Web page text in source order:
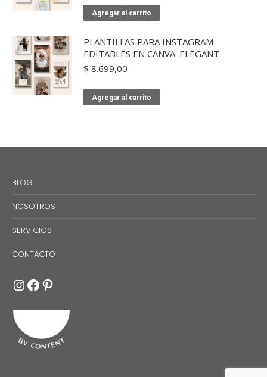
Agregar al carrito
PLANTILLAS PARA INSTAGRAM
EDITABLES EN CANVA. ELEGANT
$ 8.699,00
Agregar al carrito
BLOG
NOSOTROS
SERVICIOS
CONTACTO
InstagramFacebook Pinterest